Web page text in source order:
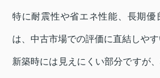
特に耐震性や省エネ性能、長期
は、中古市場での評価に直結しやす
新築時には見えにくい部分ですが